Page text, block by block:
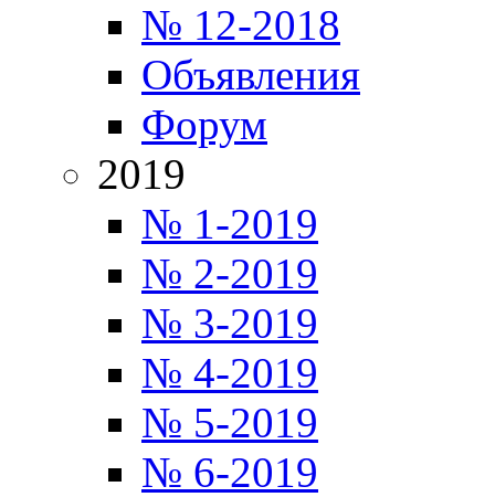
№ 12-2018
Объявления
Форум
2019
№ 1-2019
№ 2-2019
№ 3-2019
№ 4-2019
№ 5-2019
№ 6-2019